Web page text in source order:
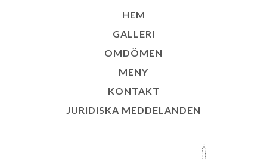
HEM
GALLERI
OMDÖMEN
MENY
KONTAKT
JURIDISKA MEDDELANDEN